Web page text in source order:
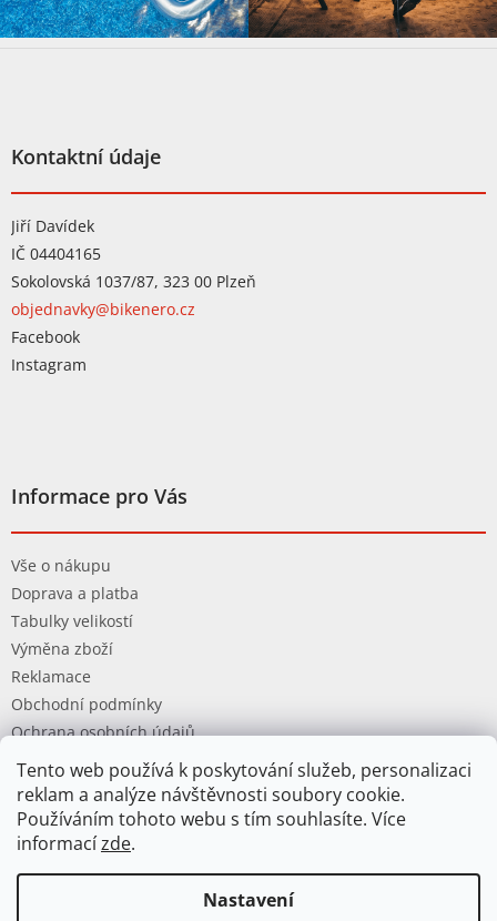
Tento web používá k poskytování služeb, personalizaci
reklam a analýze návštěvnosti soubory cookie.
Používáním tohoto webu s tím souhlasíte. Více
informacízde.
Nastavení
Kontaktní údaje
Jiří Davídek
IČ 04404165
Sokolovská 1037/87, 323 00 Plzeň
objednavky@bikenero.cz
Facebook
Instagram
Informace pro Vás
Vše o nákupu
Doprava a platba
Tabulky velikostí
Výměna zboží
Reklamace
Obchodní podmínky
Ochrana osobních údajů